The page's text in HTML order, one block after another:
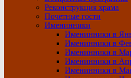
Реконструкция храма
Почетные гости
Именинники
Именинники в
Именинники в
Именинники в
Именинники в
Именинники в